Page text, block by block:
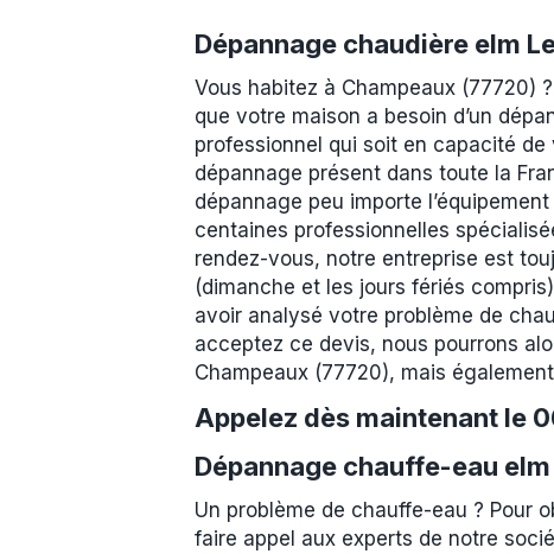
Dépannage chaudière elm
Vous habitez à Champeaux (77720)
que votre maison a besoin d’un
professionnel qui soit en capacité
dépannage présent dans toute la
dépannage peu importe
centaines professionnelles
rendez-vous, notre entreprise est
(dimanche et les jours fériés
avoir analysé votre problème de
acceptez ce devis, nous pourrons
Champeaux (77720), mais
Appelez dès maintenant le
Dépannage chauffe-eau
Un problème de chauffe-eau ? Pour
faire appel aux experts de notre